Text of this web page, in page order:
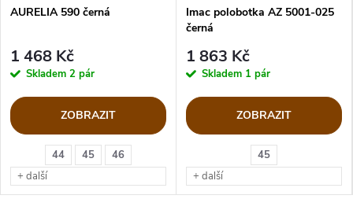
44 45
46
+ další
AURELIA 590 černá
1 468 Kč
Skladem 2 pár
ZOBRAZIT
45
+ další
Imac polobotka AZ 5001-025
černá
1 863 Kč
Skladem 1 pár
ZOBRAZIT